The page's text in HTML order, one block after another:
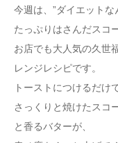
今週は、”ダイエット
たっぷりはさんだスコ
お店でも大人気の久世
レンジレシピです。
トーストにつけるだけ
さっくりと焼けたスコ
と香るバターが、